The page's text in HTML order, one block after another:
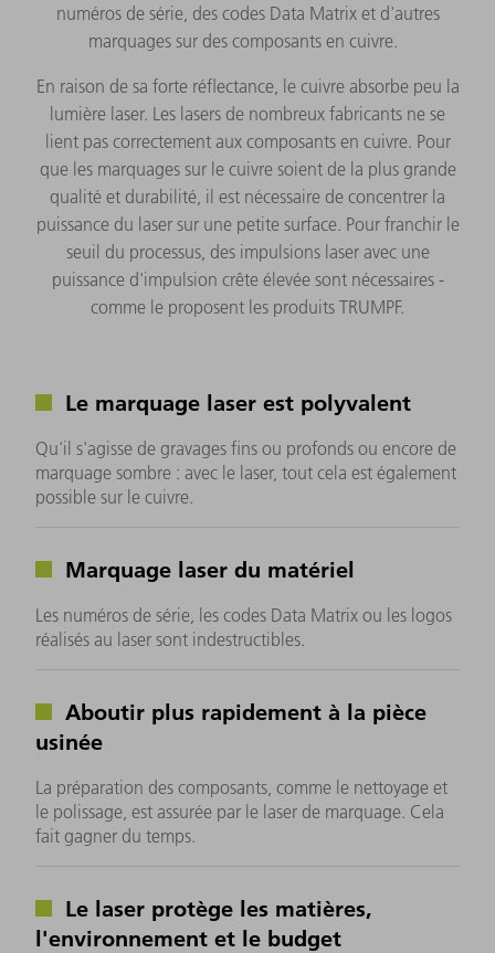
numéros de série, des codes Data Matrix et d'autres
marquages sur des composants en cuivre.
En raison de sa forte réflectance, le cuivre absorbe peu la
lumière laser. Les lasers de nombreux fabricants ne se
lient pas correctement aux composants en cuivre. Pour
que les marquages sur le cuivre soient de la plus grande
qualité et durabilité, il est nécessaire de concentrer la
puissance du laser sur une petite surface. Pour franchir le
seuil du processus, des impulsions laser avec une
puissance d'impulsion crête élevée sont nécessaires -
comme le proposent les produits TRUMPF.
Le marquage laser est polyvalent
Qu'il s'agisse de gravages fins ou profonds ou encore de
marquage sombre : avec le laser, tout cela est également
possible sur le cuivre.
Marquage laser du matériel
Les numéros de série, les codes Data Matrix ou les logos
réalisés au laser sont indestructibles.
Aboutir plus rapidement à la pièce
usinée
La préparation des composants, comme le nettoyage et
le polissage, est assurée par le laser de marquage. Cela
fait gagner du temps.
Le laser protège les matières,
l'environnement et le budget